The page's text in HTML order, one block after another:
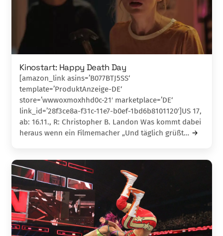
Kinostart: Happy Death Day
[amazon_link asins=’B077BTJ5SS‘
template=’ProduktAnzeige-DE‘
store=’wwwoxmoxhhd0c-21′ marketplace=’DE‘
link_id=’28f3ce8a-f31c-11e7-b0ef-1bd6b8101120′]US 17,
ab: 16.11., R: Christopher B. Landon Was kommt dabei
heraus wenn ein Filmemacher „Und täglich grüßt…